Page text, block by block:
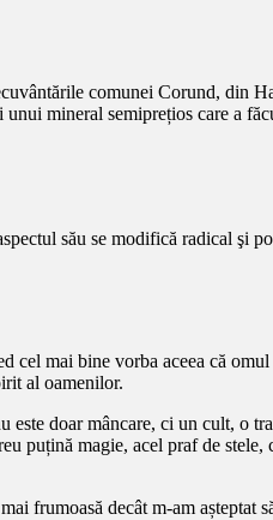
comunei Corund, din
mineral semiprețios care a
său se modifică radical şi
mai bine vorba aceea că
al oamenilor.
este doar mâncare, ci un cult, o
puțină magie, acel praf de stele,
frumoasă decât m-am